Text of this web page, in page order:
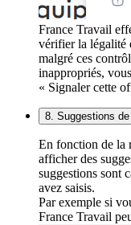
France Travail
vérifier la légalité
malgré ces
inappropriés,
« Signaler cette
8. Suggestions
En fonction de la
afficher des
suggestions sont
avez saisis.
Par exemple si
France Travail